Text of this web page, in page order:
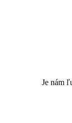
Je nám